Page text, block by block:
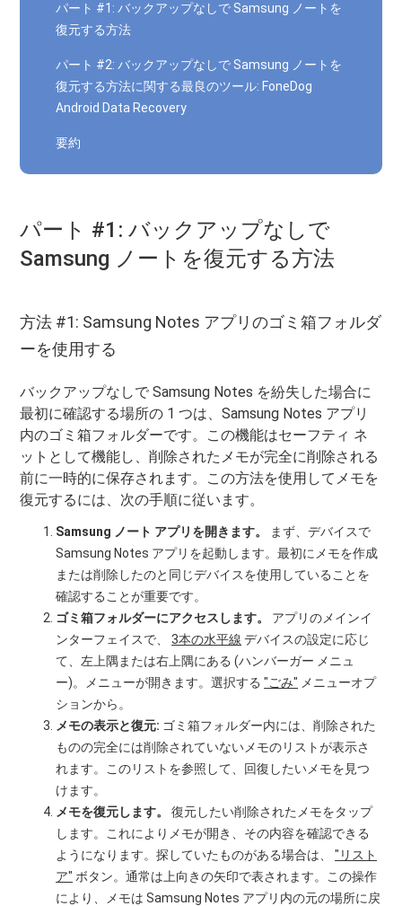
パート #1: バックアップなしで Samsung ノートを
復元する方法
パート #2: バックアップなしで Samsung ノートを
復元する方法に関する最良のツール: FoneDog
Android Data Recovery
要約
パート #1: バックアップなしで
Samsung ノートを復元する方法
方法 #1: Samsung Notes アプリのゴミ箱フォルダ
ーを使用する
バックアップなしで Samsung Notes を紛失した場合に
最初に確認する場所の 1 つは、Samsung Notes アプリ
内のゴミ箱フォルダーです。この機能はセーフティ ネ
ットとして機能し、削除されたメモが完全に削除される
前に一時的に保存されます。この方法を使用してメモを
復元するには、次の手順に従います。
Samsung ノート アプリを開きます。
まず、デバイスで
Samsung Notes アプリを起動します。最初にメモを作成
または削除したのと同じデバイスを使用していることを
確認することが重要です。
ゴミ箱フォルダーにアクセスします。
アプリのメインイ
ンターフェイスで、3本の水平線 デバイスの設定に応じ
て、左上隅または右上隅にある (ハンバーガー メニュ
ー)。メニューが開きます。選択する"ごみ" メニューオプ
ションから。
メモの表示と復元: ゴミ箱フォルダー内には、削除された
ものの完全には削除されていないメモのリストが表示さ
れます。このリストを参照して、回復したいメモを見つ
けます。
メモを復元します。
復元したい削除されたメモをタップ
します。これによりメモが開き、その内容を確認できる
ようになります。探していたものがある場合は、"リスト
ア" ボタン。通常は上向きの矢印で表されます。この操作
により、メモは Samsung Notes アプリ内の元の場所に戻